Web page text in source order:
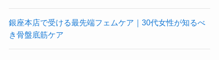
銀座本店で受ける最先端フェムケア｜30代女性が知るべ
き骨盤底筋ケア